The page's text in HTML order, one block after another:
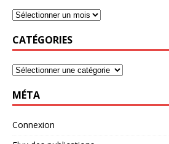
CATÉGORIES
MÉTA
Connexion